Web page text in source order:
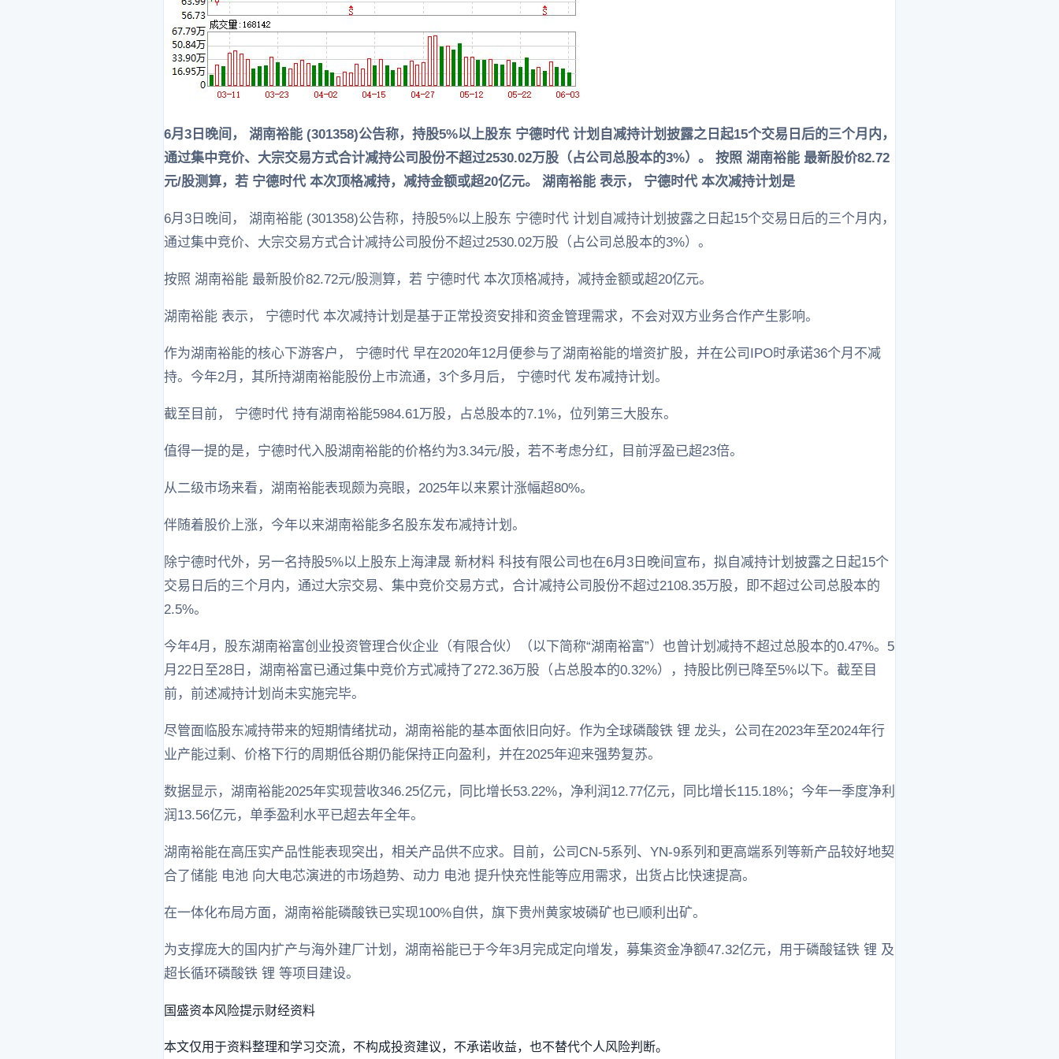
6月3日晚间， 湖南裕能 (301358)公告称，持股5%以上股东 宁德时代 计划自减持计划披露之日起15个交易日后的三个月内，
通过集中竞价、大宗交易方式合计减持公司股份不超过2530.02万股（占公司总股本的3%）。 按照 湖南裕能 最新股价82.72
元/股测算，若 宁德时代 本次顶格减持，减持金额或超20亿元。 湖南裕能 表示， 宁德时代 本次减持计划是
6月3日晚间， 湖南裕能 (301358)公告称，持股5%以上股东 宁德时代 计划自减持计划披露之日起15个交易日后的三个月内，
通过集中竞价、大宗交易方式合计减持公司股份不超过2530.02万股（占公司总股本的3%）。
按照 湖南裕能 最新股价82.72元/股测算，若 宁德时代 本次顶格减持，减持金额或超20亿元。
湖南裕能 表示， 宁德时代 本次减持计划是基于正常投资安排和资金管理需求，不会对双方业务合作产生影响。
作为湖南裕能的核心下游客户， 宁德时代 早在2020年12月便参与了湖南裕能的增资扩股，并在公司IPO时承诺36个月不减
持。今年2月，其所持湖南裕能股份上市流通，3个多月后， 宁德时代 发布减持计划。
截至目前， 宁德时代 持有湖南裕能5984.61万股，占总股本的7.1%，位列第三大股东。
值得一提的是，宁德时代入股湖南裕能的价格约为3.34元/股，若不考虑分红，目前浮盈已超23倍。
从二级市场来看，湖南裕能表现颇为亮眼，2025年以来累计涨幅超80%。
伴随着股价上涨，今年以来湖南裕能多名股东发布减持计划。
除宁德时代外，另一名持股5%以上股东上海津晟 新材料 科技有限公司也在6月3日晚间宣布，拟自减持计划披露之日起15个
交易日后的三个月内，通过大宗交易、集中竞价交易方式，合计减持公司股份不超过2108.35万股，即不超过公司总股本的
2.5%。
今年4月，股东湖南裕富创业投资管理合伙企业（有限合伙）（以下简称“湖南裕富”）也曾计划减持不超过总股本的0.47%。5
月22日至28日，湖南裕富已通过集中竞价方式减持了272.36万股（占总股本的0.32%），持股比例已降至5%以下。截至目
前，前述减持计划尚未实施完毕。
尽管面临股东减持带来的短期情绪扰动，湖南裕能的基本面依旧向好。作为全球磷酸铁 锂 龙头，公司在2023年至2024年行
业产能过剩、价格下行的周期低谷期仍能保持正向盈利，并在2025年迎来强势复苏。
数据显示，湖南裕能2025年实现营收346.25亿元，同比增长53.22%，净利润12.77亿元，同比增长115.18%；今年一季度净利
润13.56亿元，单季盈利水平已超去年全年。
湖南裕能在高压实产品性能表现突出，相关产品供不应求。目前，公司CN-5系列、YN-9系列和更高端系列等新产品较好地契
合了储能 电池 向大电芯演进的市场趋势、动力 电池 提升快充性能等应用需求，出货占比快速提高。
在一体化布局方面，湖南裕能磷酸铁已实现100%自供，旗下贵州黄家坡磷矿也已顺利出矿。
为支撑庞大的国内扩产与海外建厂计划，湖南裕能已于今年3月完成定向增发，募集资金净额47.32亿元，用于磷酸锰铁 锂 及
超长循环磷酸铁 锂 等项目建设。
国盛资本风险提示财经资料
本文仅用于资料整理和学习交流，不构成投资建议，不承诺收益，也不替代个人风险判断。